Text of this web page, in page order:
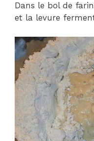
Dans le bol de
et la levure